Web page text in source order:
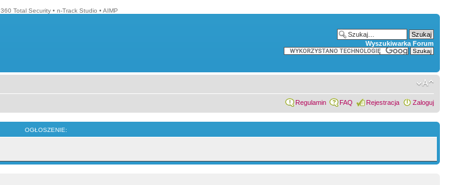
360 Total Security • n-Track Studio • AIMP
Wyszukiwarka Forum
Regulamin FAQ Rejestracja Zaloguj
OGŁOSZENIE: